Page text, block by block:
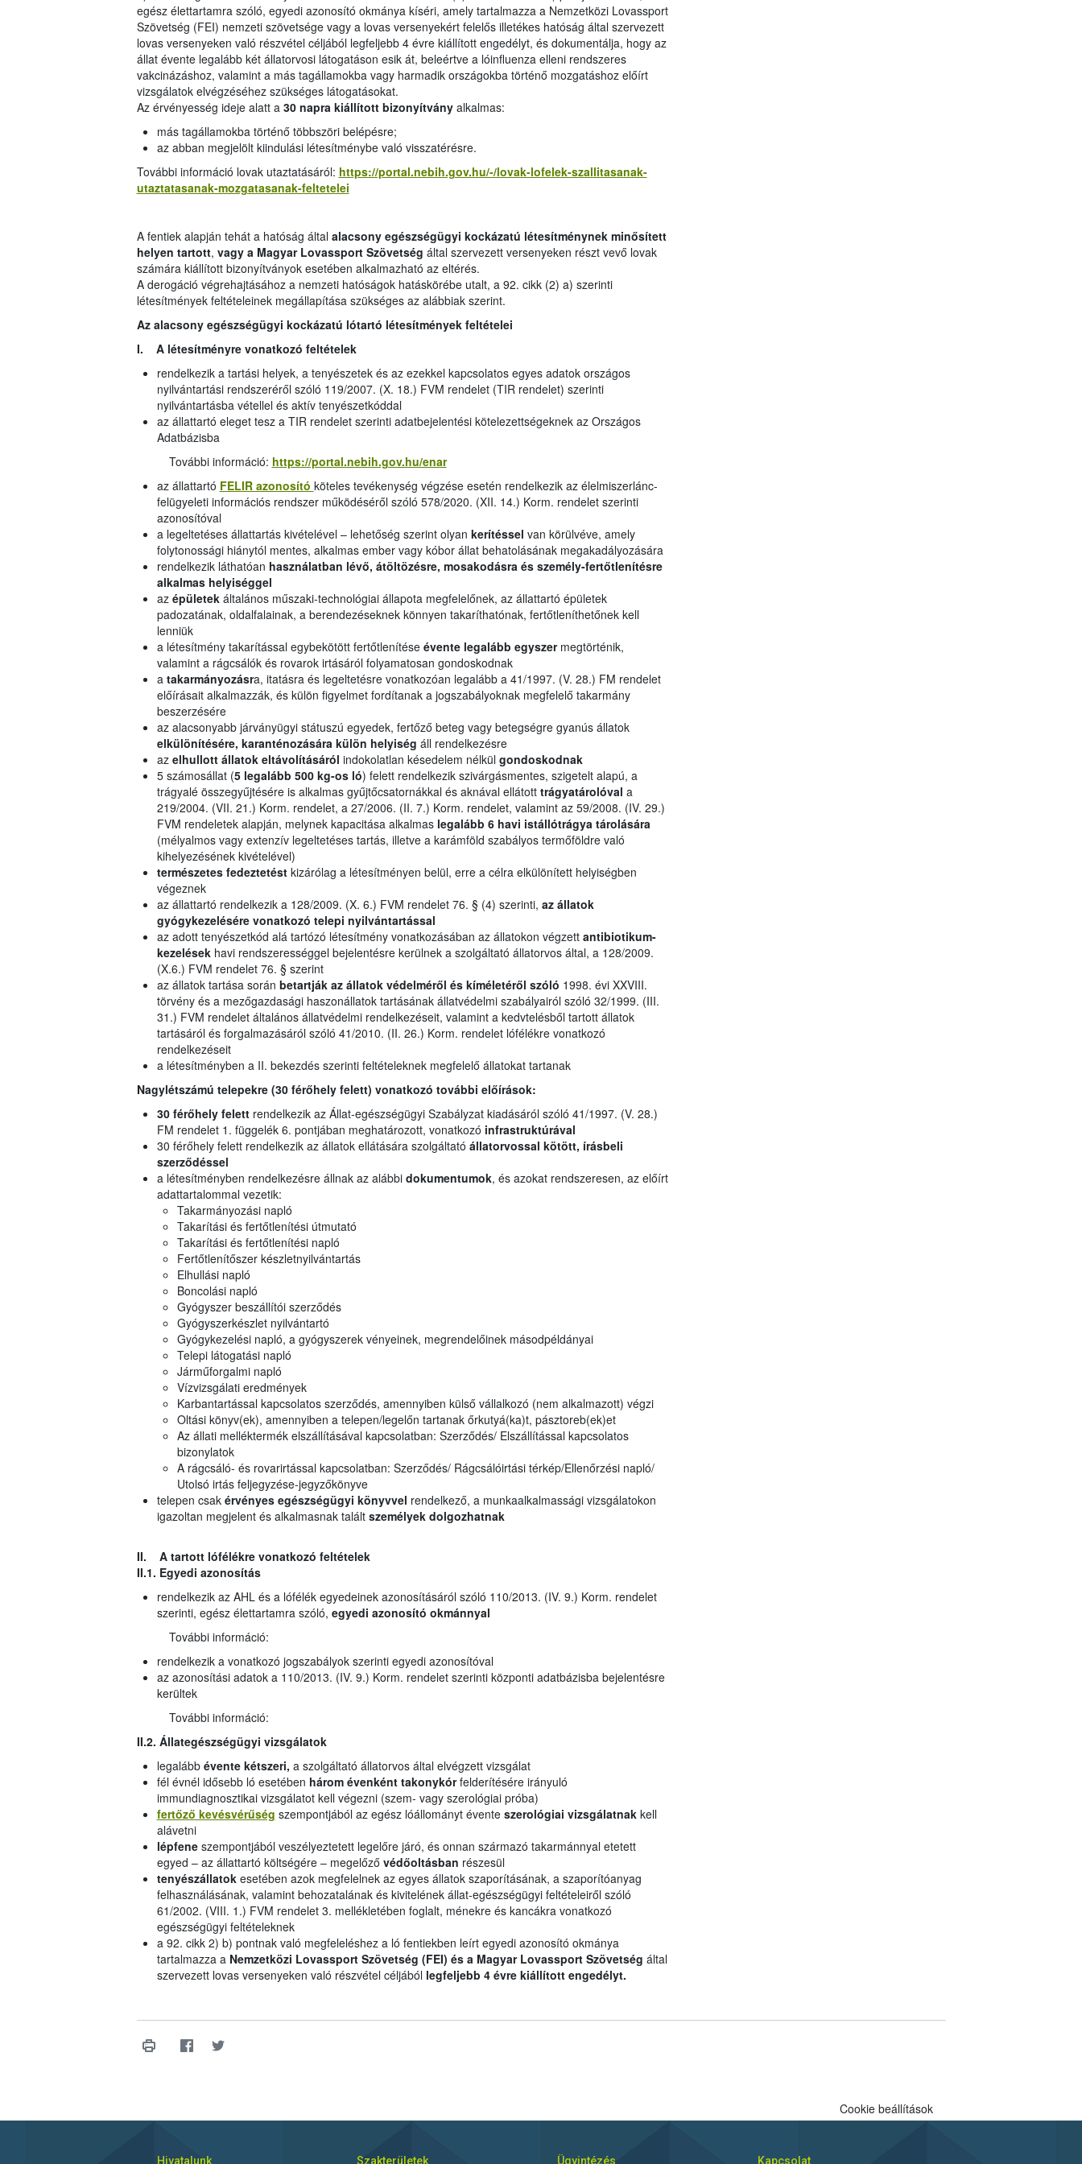
egész élettartamra szóló, egyedi azonosító okmánya kíséri, amely tartalmazza a Nemzetközi Lovassport
Szövetség (FEI) nemzeti szövetsége vagy a lovas versenyekért felelős illetékes hatóság által szervezett
lovas versenyeken való részvétel céljából legfeljebb 4 évre kiállított engedélyt, és dokumentálja, hogy az
állat évente legalább két állatorvosi látogatáson esik át, beleértve a lóinfluenza elleni rendszeres
vakcinázáshoz, valamint a más tagállamokba vagy harmadik országokba történő mozgatáshoz előírt
vizsgálatok elvégzéséhez szükséges látogatásokat.
Az érvényesség ideje alatt a 30 napra kiállított bizonyítványalkalmas:
más tagállamokba történő többszöri belépésre;
az abban megjelölt kiindulási létesítménybe való visszatérésre.
További információ lovak utaztatásáról: https://portal.nebih.gov.hu/-/lovak-lofelek-szallitasanak-
utaztatasanak-mozgatasanak-feltetelei
A fentiek alapján tehát a hatóság által alacsony egészségügyi kockázatú létesítménynek minősített
helyen tartott, vagy a Magyar Lovassport Szövetség által szervezett versenyeken részt vevő lovak
számára kiállított bizonyítványok esetében alkalmazható az eltérés.
A derogáció végrehajtásához a nemzeti hatóságok hatáskörébe utalt, a 92. cikk (2) a) szerinti
létesítmények feltételeinek megállapítása szükséges az alábbiak szerint.
Az alacsony egészségügyi kockázatú lótartó létesítmények feltételei
I. A létesítményre vonatkozó feltételek
rendelkezik a tartási helyek, a tenyészetek és az ezekkel kapcsolatos egyes adatok országos
nyilvántartási rendszeréről szóló 119/2007. (X. 18.) FVM rendelet (TIR rendelet) szerinti
nyilvántartásba vétellel és aktív tenyészetkóddal
az állattartó eleget tesz a TIR rendelet szerinti adatbejelentési kötelezettségeknek az Országos
Adatbázisba
További információ: https://portal.nebih.gov.hu/enar
az állattartó FELIR azonosító köteles tevékenység végzése esetén rendelkezik az élelmiszerlánc-
felügyeleti információs rendszer működéséről szóló 578/2020. (XII. 14.) Korm. rendelet szerinti
azonosítóval
a legeltetéses állattartás kivételével – lehetőség szerint olyan kerítéssel van körülvéve, amely
folytonossági hiánytól mentes, alkalmas ember vagy kóbor állat behatolásának megakadályozására
rendelkezik láthatóan használatban lévő, átöltözésre, mosakodásra és személy-fertőtlenítésre
alkalmas helyiséggel
az épületek általános műszaki-technológiai állapota megfelelőnek, az állattartó épületek
padozatának, oldalfalainak, a berendezéseknek könnyen takaríthatónak, fertőtleníthetőnek kell
lenniük
a létesítmény takarítással egybekötött fertőtlenítése évente legalább egyszer megtörténik,
valamint a rágcsálók és rovarok irtásáról folyamatosan gondoskodnak
a takarmányozásra, itatásra és legeltetésre vonatkozóan legalább a 41/1997. (V. 28.) FM rendelet
előírásait alkalmazzák, és külön figyelmet fordítanak a jogszabályoknak megfelelő takarmány
beszerzésére
az alacsonyabb járványügyi státuszú egyedek, fertőző beteg vagy betegségre gyanús állatok
elkülönítésére, karanténozására külön helyiség áll rendelkezésre
az elhullott állatok eltávolításáról indokolatlan késedelem nélkül gondoskodnak
5 számosállat (5 legalább 500 kg-os ló) felett rendelkezik szivárgásmentes, szigetelt alapú, a
trágyalé összegyűjtésére is alkalmas gyűjtőcsatornákkal és aknával ellátott trágyatárolóval a
219/2004. (VII. 21.) Korm. rendelet, a 27/2006. (II. 7.) Korm. rendelet, valamint az 59/2008. (IV. 29.)
FVM rendeletek alapján, melynek kapacitása alkalmas legalább 6 havi istállótrágya tárolására
(mélyalmos vagy extenzív legeltetéses tartás, illetve a karámföld szabályos termőföldre való
kihelyezésének kivételével)
természetes fedeztetéstkizárólag a létesítményen belül, erre a célra elkülönített helyiségben
végeznek
az állattartó rendelkezik a 128/2009. (X. 6.) FVM rendelet 76. § (4) szerinti, az állatok
gyógykezelésére vonatkozó telepi nyilvántartással
az adott tenyészetkód alá tartózó létesítmény vonatkozásában az állatokon végzett antibiotikum-
kezelések havi rendszerességgel bejelentésre kerülnek a szolgáltató állatorvos által, a 128/2009.
(X.6.) FVM rendelet 76. § szerint
az állatok tartása során betartják az állatok védelméről és kíméletéről szóló 1998. évi XXVIII.
törvény és a mezőgazdasági haszonállatok tartásának állatvédelmi szabályairól szóló 32/1999. (III.
31.) FVM rendelet általános állatvédelmi rendelkezéseit, valamint a kedvtelésből tartott állatok
tartásáról és forgalmazásáról szóló 41/2010. (II. 26.) Korm. rendelet lófélékre vonatkozó
rendelkezéseit
a létesítményben a II. bekezdés szerinti feltételeknek megfelelő állatokat tartanak
Nagylétszámú telepekre (30 férőhely felett) vonatkozó további előírások:
30 férőhely felettrendelkezik az Állat-egészségügyi Szabályzat kiadásáról szóló 41/1997. (V. 28.)
FM rendelet 1. függelék 6. pontjában meghatározott, vonatkozó infrastruktúrával
30 férőhely felett rendelkezik az állatok ellátására szolgáltató állatorvossal kötött, írásbeli
szerződéssel
a létesítményben rendelkezésre állnak az alábbi dokumentumok, és azokat rendszeresen, az előírt
adattartalommal vezetik:
Takarmányozási napló
Takarítási és fertőtlenítési útmutató
Takarítási és fertőtlenítési napló
Fertőtlenítőszer készletnyilvántartás
Elhullási napló
Boncolási napló
Gyógyszer beszállítói szerződés
Gyógyszerkészlet nyilvántartó
Gyógykezelési napló, a gyógyszerek vényeinek, megrendelőinek másodpéldányai
Telepi látogatási napló
Járműforgalmi napló
Vízvizsgálati eredmények
Karbantartással kapcsolatos szerződés, amennyiben külső vállalkozó (nem alkalmazott) végzi
Oltási könyv(ek), amennyiben a telepen/legelőn tartanak őrkutyá(ka)t, pásztoreb(ek)et
Az állati melléktermék elszállításával kapcsolatban: Szerződés/ Elszállítással kapcsolatos
bizonylatok
A rágcsáló- és rovarirtással kapcsolatban: Szerződés/ Rágcsálóirtási térkép/Ellenőrzési napló/
Utolsó irtás feljegyzése-jegyzőkönyve
telepen csak érvényes egészségügyi könyvvel rendelkező, a munkaalkalmassági vizsgálatokon
igazoltan megjelent és alkalmasnak talált személyek dolgozhatnak
II. A tartott lófélékre vonatkozó feltételek
II.1. Egyedi azonosítás
rendelkezik az AHL és a lófélék egyedeinek azonosításáról szóló 110/2013. (IV. 9.) Korm. rendelet
szerinti, egész élettartamra szóló, egyedi azonosító okmánnyal
További információ:
rendelkezik a vonatkozó jogszabályok szerinti egyedi azonosítóval
az azonosítási adatok a 110/2013. (IV. 9.) Korm. rendelet szerinti központi adatbázisba bejelentésre
kerültek
További információ:
II.2. Állategészségügyi vizsgálatok
legalábbévente kétszeri, a szolgáltató állatorvos által elvégzett vizsgálat
fél évnél idősebb ló esetében három évenként takonykórfelderítésére irányuló
immundiagnosztikai vizsgálatot kell végezni (szem- vagy szerológiai próba)
fertőző kevésvérűség szempontjából az egész lóállományt évente szerológiai vizsgálatnakkell
alávetni
lépfene szempontjából veszélyeztetett legelőre járó, és onnan származó takarmánnyal etetett
egyed – az állattartó költségére – megelőző védőoltásban részesül
tenyészállatok esetében azok megfelelnek az egyes állatok szaporításának, a szaporítóanyag
felhasználásának, valamint behozatalának és kivitelének állat-egészségügyi feltételeiről szóló
61/2002. (VIII. 1.) FVM rendelet 3. mellékletében foglalt, ménekre és kancákra vonatkozó
egészségügyi feltételeknek
a 92. cikk 2) b) pontnak való megfeleléshez a ló fentiekben leírt egyedi azonosító okmánya
tartalmazza a Nemzetközi Lovassport Szövetség (FEI) és a Magyar Lovassport Szövetség által
szervezett lovas versenyeken való részvétel céljából legfeljebb 4 évre kiállított engedélyt.
Cookie beállítások
Hivatalunk Szakterületek Ügyintézés Kapcsolat